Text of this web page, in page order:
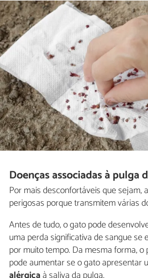
Doenças associadas à pulga
Por mais desconfortáveis que sejam,
perigosas porque transmitem várias
Antes de tudo, o gato pode
uma perda significativa de sangue se
por muito tempo. Da mesma forma, o
pode aumentar se o gato apresentar